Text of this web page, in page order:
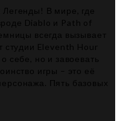
В мире, где
Diablo и Path of
всегда вызывает
студии Eleventh Hour
себе, но и завоевать
игры – это её
Пять базовых